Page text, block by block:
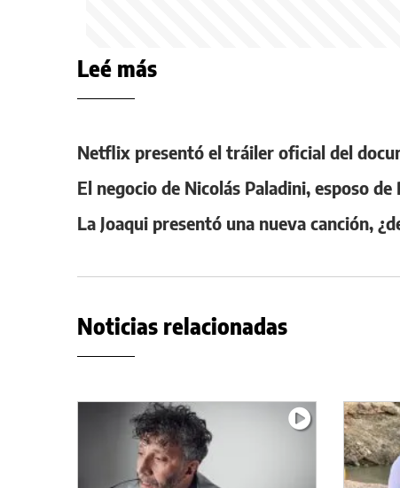
Leé más
Netflix presentó el tráiler oficial del
El negocio de Nicolás Paladini, esposo
La Joaqui presentó una nueva canción,
Noticias relacionadas